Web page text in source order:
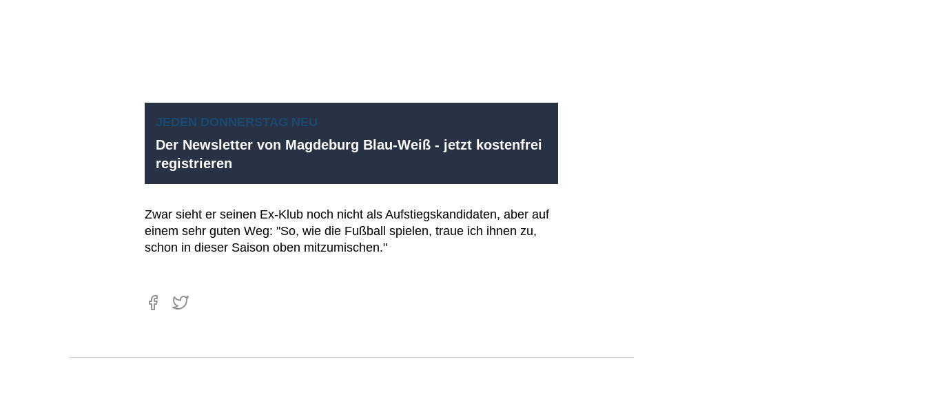
JEDEN DONNERSTAG NEU
Der Newsletter von Magdeburg Blau-Weiß - jetzt kostenfrei
registrieren
Zwar sieht er seinen Ex-Klub noch nicht als Aufstiegskandidaten, aber auf
einem sehr guten Weg: "So, wie die Fußball spielen, traue ich ihnen zu,
schon in dieser Saison oben mitzumischen."